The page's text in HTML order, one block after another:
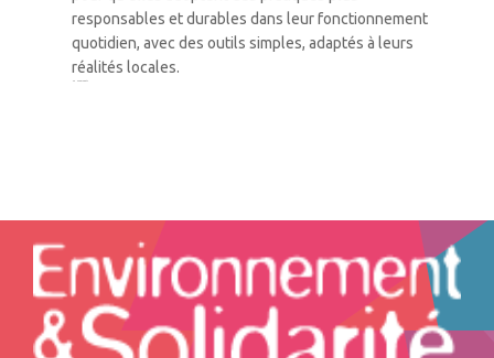
responsables et durables dans leur fonctionnement
quotidien, avec des outils simples, adaptés à leurs
réalités locales.